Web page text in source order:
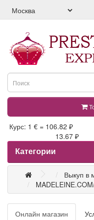
Курс: 1 € = 106.82 ₽
13.67 ₽
Категории
Выкуп в
Онлайн магазин